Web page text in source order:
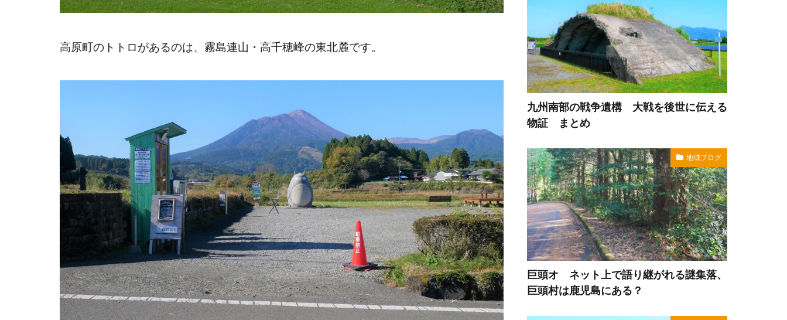
高原町のトトロがあるのは、霧島連山・高千穂峰の東北麓です。
九州南部の戦争遺構 大戦を後世に伝える
物証 まとめ
地域ブログ
巨頭オ ネット上で語り継がれる謎集落、
巨頭村は鹿児島にある？